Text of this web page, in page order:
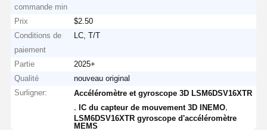
commande min
Prix
$2.50
Conditions de
paiement
LC, T/T
Partie
2025+
Qualité
nouveau original
Surligner:
Accéléromètre et gyroscope 3D LSM6DSV16XTR
, IC du capteur de mouvement 3D INEMO
LSM6DSV16XTR gyroscope d'accéléromètre
MEMS